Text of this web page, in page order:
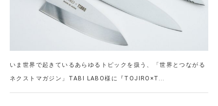
いま世界で起きているあらゆるトピックを扱う、「世界とつながる
ネクストマガジン」TABI LABO様に『TOJIRO×T...